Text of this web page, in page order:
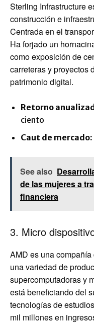
Sterling Infrastructure
construcción e
Centrada en el
Ha forjado un
como exposición de
carreteras y proyectos
patrimonio digital.
Retorno
ciento
Caut de mercado:
See also
de las mujeres a
financiera
3. Micro
AMD es una
una variedad de
supercomputadoras y
está beneficiando del
tecnologías de
mil millones en